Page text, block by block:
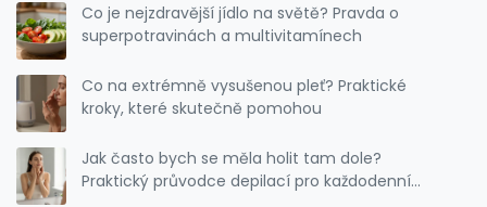
Co je nejzdravější jídlo na světě? Pravda o
superpotravinách a multivitamínech
Co na extrémně vysušenou pleť? Praktické
kroky, které skutečně pomohou
Jak často bych se měla holit tam dole?
Praktický průvodce depilací pro každodenní